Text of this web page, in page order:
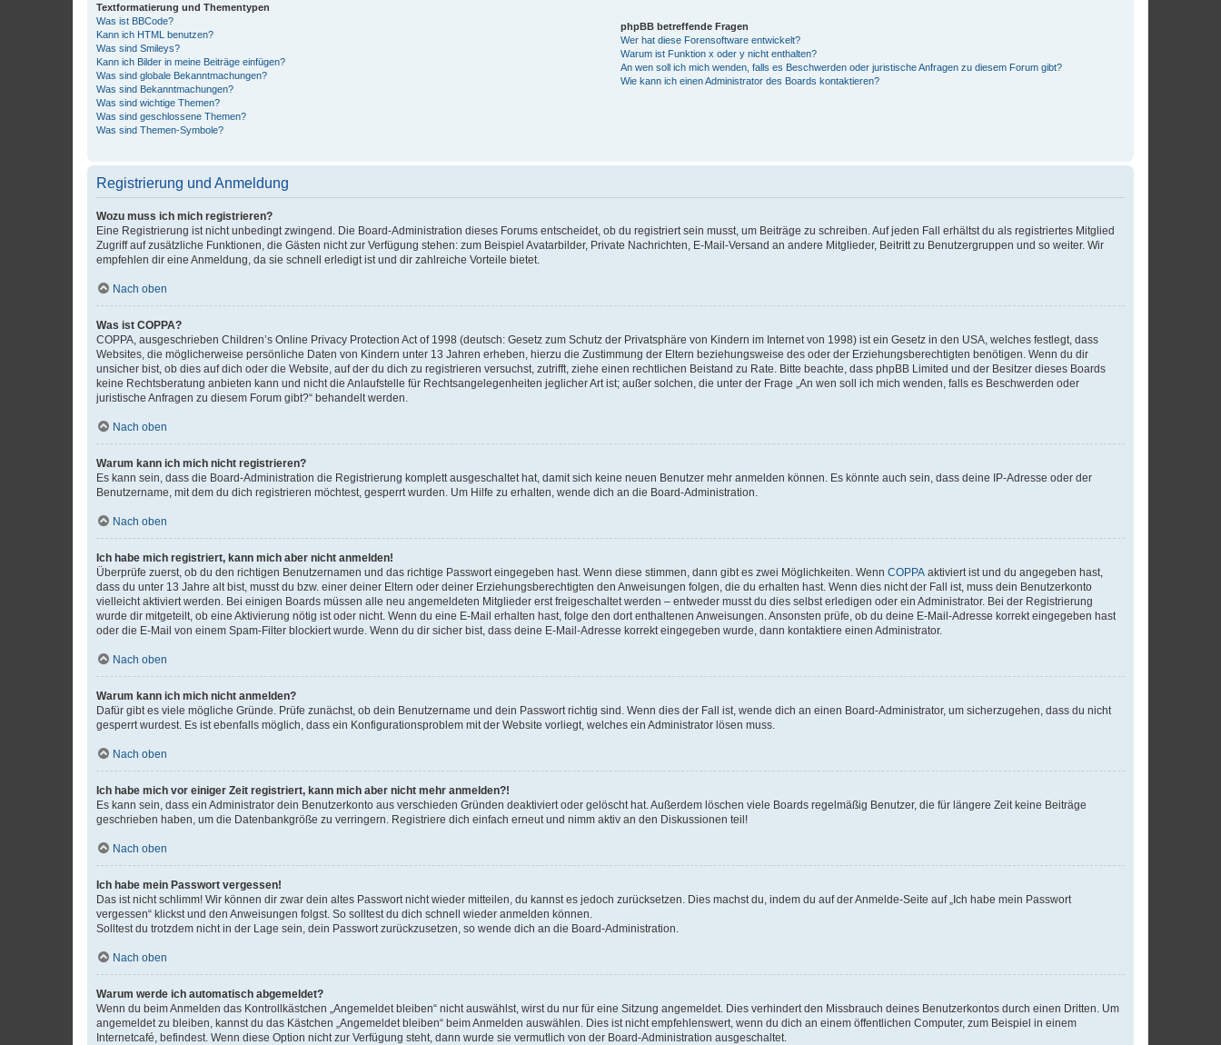
Textformatierung und Thementypen
Was ist BBCode?
Kann ich HTML benutzen?
Was sind Smileys?
Kann ich Bilder in meine Beiträge einfügen?
Was sind globale Bekanntmachungen?
Was sind Bekanntmachungen?
Was sind wichtige Themen?
Was sind geschlossene Themen?
Was sind Themen-Symbole?
phpBB betreffende Fragen
Wer hat diese Forensoftware entwickelt?
Warum ist Funktion x oder y nicht enthalten?
An wen soll ich mich wenden, falls es Beschwerden oder juristische Anfragen zu diesem Forum gibt?
Wie kann ich einen Administrator des Boards kontaktieren?
Registrierung und Anmeldung
Wozu muss ich mich registrieren?
Eine Registrierung ist nicht unbedingt zwingend. Die Board-Administration dieses Forums entscheidet, ob du registriert sein musst, um Beiträge zu schreiben. Auf jeden Fall erhältst du als registriertes Mitglied
Zugriff auf zusätzliche Funktionen, die Gästen nicht zur Verfügung stehen: zum Beispiel Avatarbilder, Private Nachrichten, E-Mail-Versand an andere Mitglieder, Beitritt zu Benutzergruppen und so weiter. Wir
empfehlen dir eine Anmeldung, da sie schnell erledigt ist und dir zahlreiche Vorteile bietet.
Nach oben
Was ist COPPA?
COPPA, ausgeschrieben Children’s Online Privacy Protection Act of 1998 (deutsch: Gesetz zum Schutz der Privatsphäre von Kindern im Internet von 1998) ist ein Gesetz in den USA, welches festlegt, dass
Websites, die möglicherweise persönliche Daten von Kindern unter 13 Jahren erheben, hierzu die Zustimmung der Eltern beziehungsweise des oder der Erziehungsberechtigten benötigen. Wenn du dir
unsicher bist, ob dies auf dich oder die Website, auf der du dich zu registrieren versuchst, zutrifft, ziehe einen rechtlichen Beistand zu Rate. Bitte beachte, dass phpBB Limited und der Besitzer dieses Boards
keine Rechtsberatung anbieten kann und nicht die Anlaufstelle für Rechtsangelegenheiten jeglicher Art ist; außer solchen, die unter der Frage „An wen soll ich mich wenden, falls es Beschwerden oder
juristische Anfragen zu diesem Forum gibt?“ behandelt werden.
Nach oben
Warum kann ich mich nicht registrieren?
Es kann sein, dass die Board-Administration die Registrierung komplett ausgeschaltet hat, damit sich keine neuen Benutzer mehr anmelden können. Es könnte auch sein, dass deine IP-Adresse oder der
Benutzername, mit dem du dich registrieren möchtest, gesperrt wurden. Um Hilfe zu erhalten, wende dich an die Board-Administration.
Nach oben
Ich habe mich registriert, kann mich aber nicht anmelden!
Überprüfe zuerst, ob du den richtigen Benutzernamen und das richtige Passwort eingegeben hast. Wenn diese stimmen, dann gibt es zwei Möglichkeiten. Wenn COPPA aktiviert ist und du angegeben hast,
dass du unter 13 Jahre alt bist, musst du bzw. einer deiner Eltern oder deiner Erziehungsberechtigten den Anweisungen folgen, die du erhalten hast. Wenn dies nicht der Fall ist, muss dein Benutzerkonto
vielleicht aktiviert werden. Bei einigen Boards müssen alle neu angemeldeten Mitglieder erst freigeschaltet werden – entweder musst du dies selbst erledigen oder ein Administrator. Bei der Registrierung
wurde dir mitgeteilt, ob eine Aktivierung nötig ist oder nicht. Wenn du eine E-Mail erhalten hast, folge den dort enthaltenen Anweisungen. Ansonsten prüfe, ob du deine E-Mail-Adresse korrekt eingegeben hast
oder die E-Mail von einem Spam-Filter blockiert wurde. Wenn du dir sicher bist, dass deine E-Mail-Adresse korrekt eingegeben wurde, dann kontaktiere einen Administrator.
Nach oben
Warum kann ich mich nicht anmelden?
Dafür gibt es viele mögliche Gründe. Prüfe zunächst, ob dein Benutzername und dein Passwort richtig sind. Wenn dies der Fall ist, wende dich an einen Board-Administrator, um sicherzugehen, dass du nicht
gesperrt wurdest. Es ist ebenfalls möglich, dass ein Konfigurationsproblem mit der Website vorliegt, welches ein Administrator lösen muss.
Nach oben
Ich habe mich vor einiger Zeit registriert, kann mich aber nicht mehr anmelden?!
Es kann sein, dass ein Administrator dein Benutzerkonto aus verschieden Gründen deaktiviert oder gelöscht hat. Außerdem löschen viele Boards regelmäßig Benutzer, die für längere Zeit keine Beiträge
geschrieben haben, um die Datenbankgröße zu verringern. Registriere dich einfach erneut und nimm aktiv an den Diskussionen teil!
Nach oben
Ich habe mein Passwort vergessen!
Das ist nicht schlimm! Wir können dir zwar dein altes Passwort nicht wieder mitteilen, du kannst es jedoch zurücksetzen. Dies machst du, indem du auf der Anmelde-Seite auf „Ich habe mein Passwort
vergessen“ klickst und den Anweisungen folgst. So solltest du dich schnell wieder anmelden können.
Solltest du trotzdem nicht in der Lage sein, dein Passwort zurückzusetzen, so wende dich an die Board-Administration.
Nach oben
Warum werde ich automatisch abgemeldet?
Wenn du beim Anmelden das Kontrollkästchen „Angemeldet bleiben“ nicht auswählst, wirst du nur für eine Sitzung angemeldet. Dies verhindert den Missbrauch deines Benutzerkontos durch einen Dritten. Um
angemeldet zu bleiben, kannst du das Kästchen „Angemeldet bleiben“ beim Anmelden auswählen. Dies ist nicht empfehlenswert, wenn du dich an einem öffentlichen Computer, zum Beispiel in einem
Internetcafé, befindest. Wenn diese Option nicht zur Verfügung steht, dann wurde sie vermutlich von der Board-Administration ausgeschaltet.